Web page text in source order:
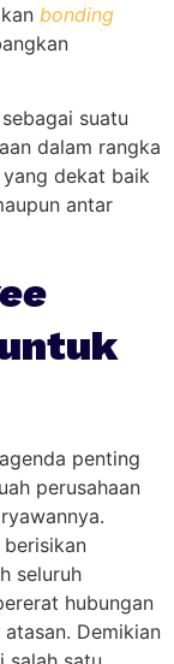
bonding
suatu
dalam rangka
yang dekat baik
antar
penting
perusahaan
berisikan
seluruh
hubungan
Demikian